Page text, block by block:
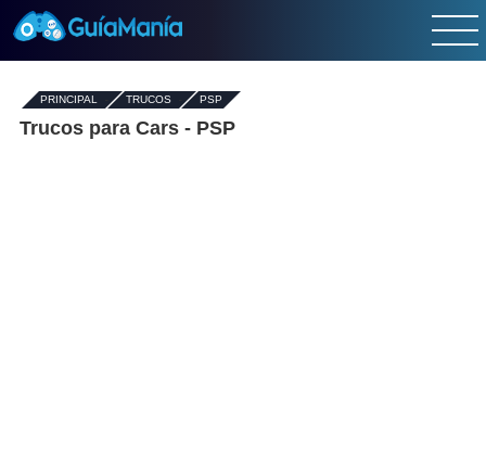
PRINCIPAL - TRUCOS- PSP
Trucos para Cars - PSP